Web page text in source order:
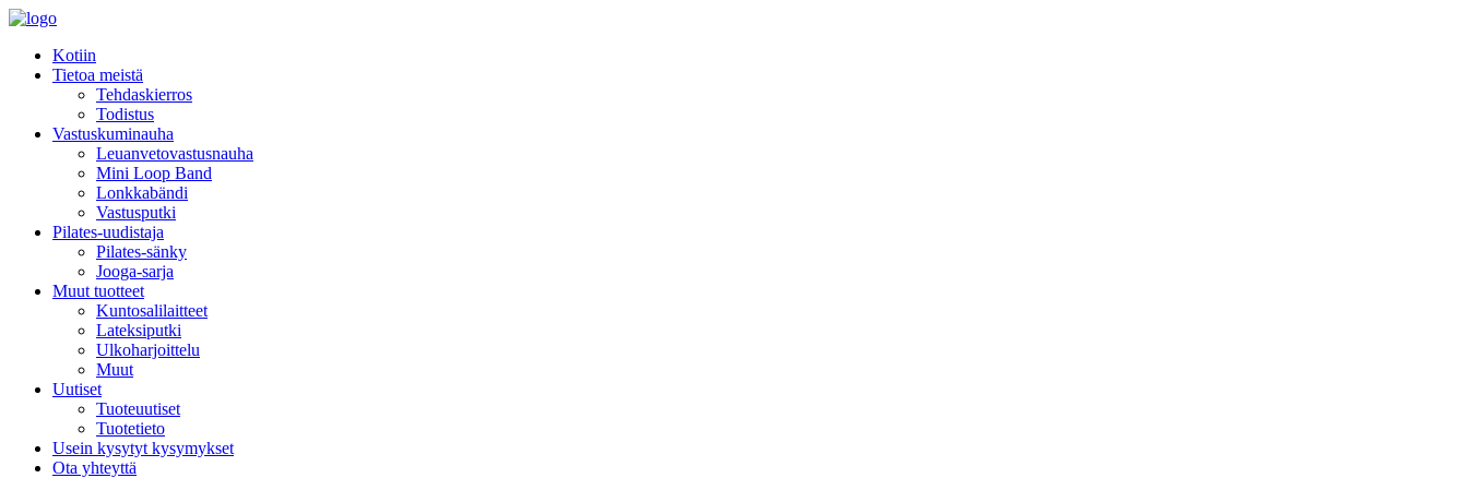
Kotiin
Tietoa meistä
Tehdaskierros
Todistus
Vastuskuminauha
Leuanvetovastusnauha
Mini Loop Band
Lonkkabändi
Vastusputki
Pilates-uudistaja
Pilates-sänky
Jooga-sarja
Muut tuotteet
Kuntosalilaitteet
Lateksiputki
Ulkoharjoittelu
Muut
Uutiset
Tuoteuutiset
Tuotetieto
Usein kysytyt kysymykset
Ota yhteyttä